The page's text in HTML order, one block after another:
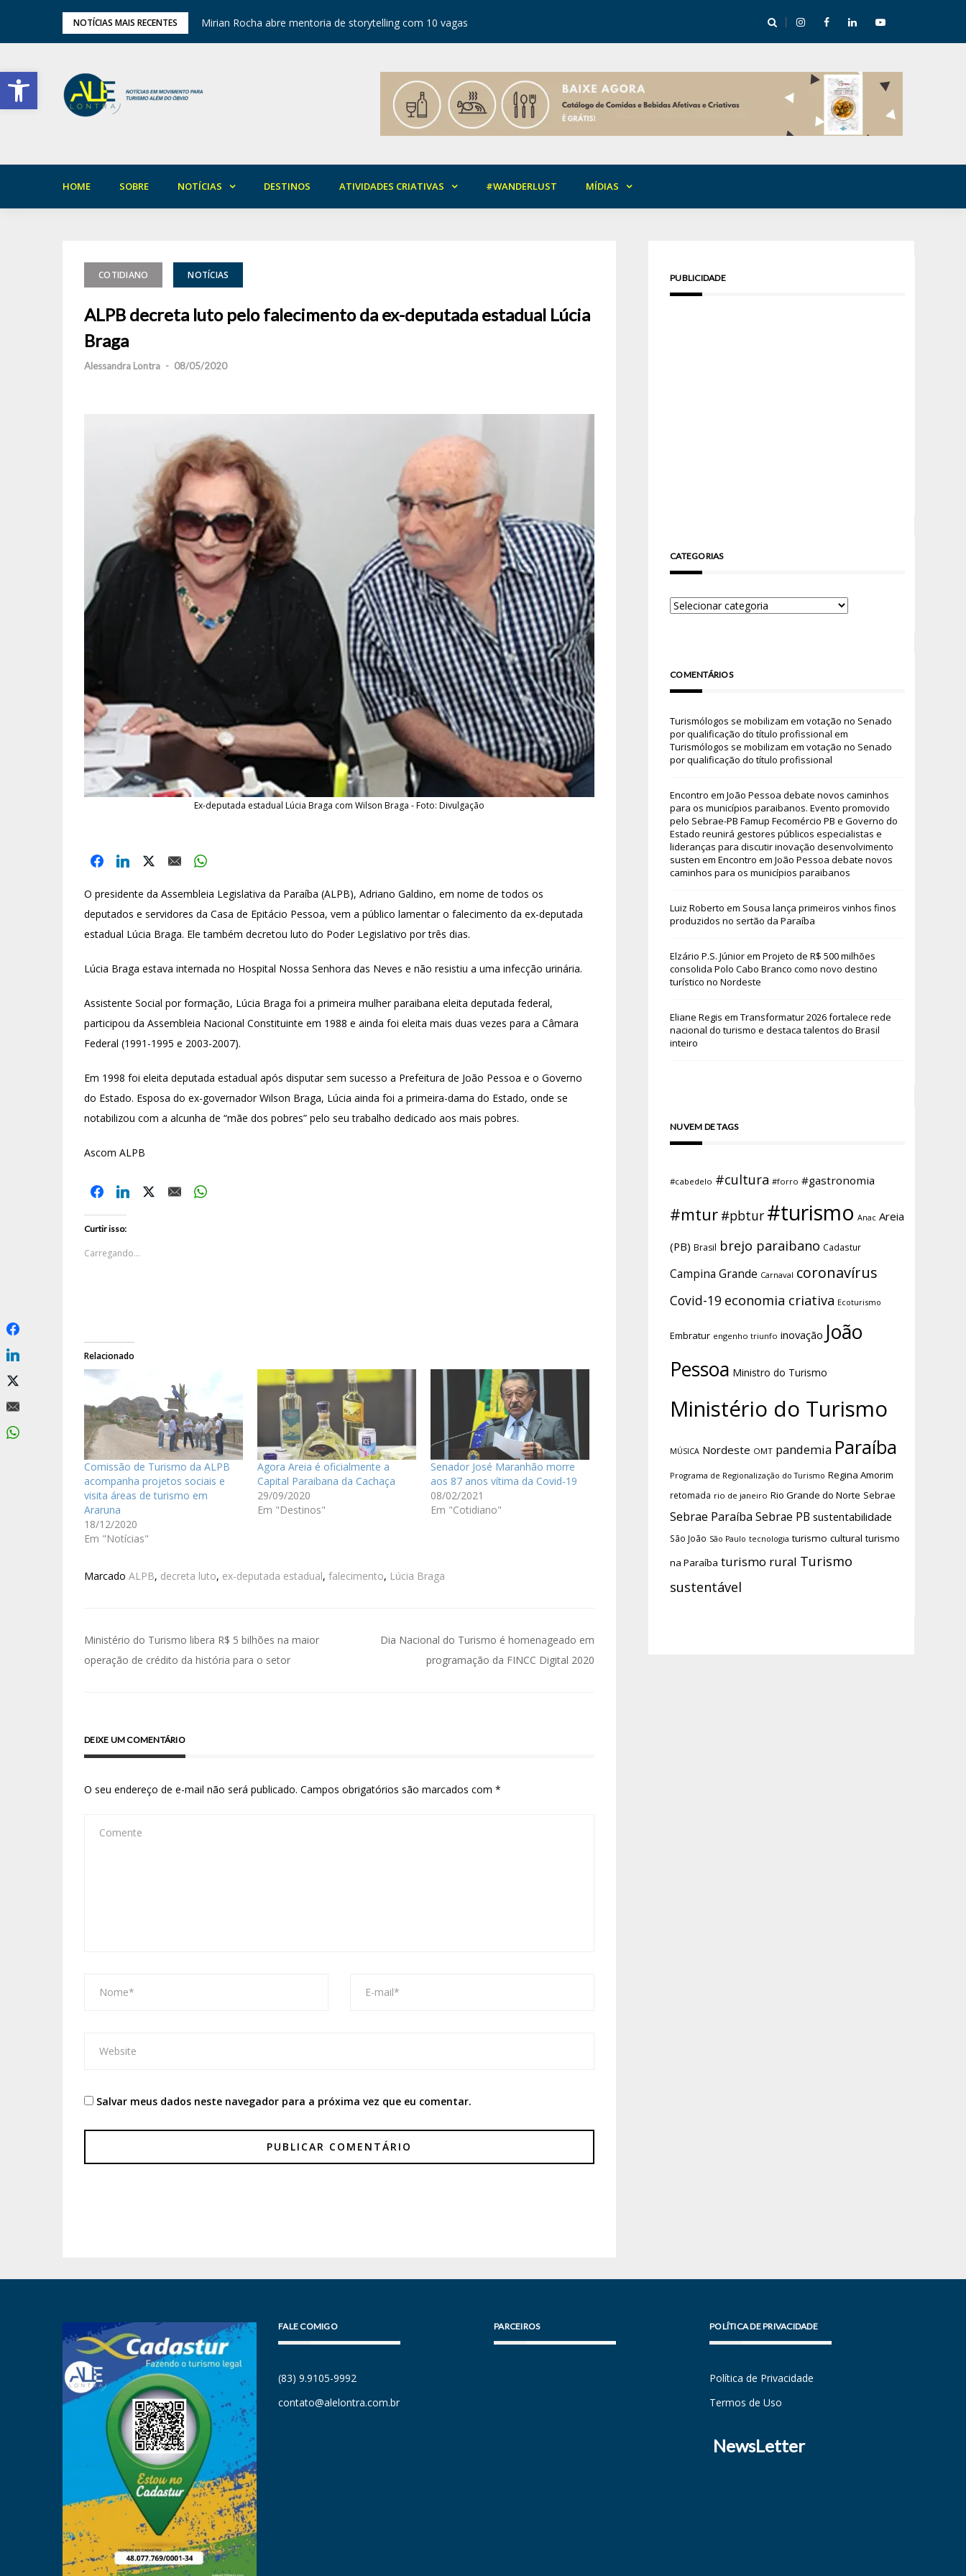
Barra de Ferramentas Aberta
NOTÍCIAS MAIS RECENTES
em Areia Mirian Rocha abre mentoria de storytelling com 10 vagas Festival de Inverno nas Serras abre temporada cultural em Cuité
HOME SOBRE NOTÍCIAS DESTINOS ATIVIDADES CRIATIVAS #WANDERLUST MÍDIAS
COTIDIANO NOTÍCIAS
ALPB decreta luto pelo falecimento da ex-deputada estadual Lúcia
Braga
Alessandra Lontra - 08/05/2020
Ex-deputada estadual Lúcia Braga com Wilson Braga - Foto: Divulgação
O presidente da Assembleia Legislativa da Paraíba (ALPB), Adriano Galdino, em nome de todos os
deputados e servidores da Casa de Epitácio Pessoa, vem a público lamentar o falecimento da ex-deputada
estadual Lúcia Braga. Ele também decretou luto do Poder Legislativo por três dias.
Lúcia Braga estava internada no Hospital Nossa Senhora das Neves e não resistiu a uma infecção urinária.
Assistente Social por formação, Lúcia Braga foi a primeira mulher paraibana eleita deputada federal,
participou da Assembleia Nacional Constituinte em 1988 e ainda foi eleita mais duas vezes para a Câmara
Federal (1991-1995 e 2003-2007).
Em 1998 foi eleita deputada estadual após disputar sem sucesso a Prefeitura de João Pessoa e o Governo
do Estado. Esposa do ex-governador Wilson Braga, Lúcia ainda foi a primeira-dama do Estado, onde se
notabilizou com a alcunha de “mãe dos pobres” pelo seu trabalho dedicado aos mais pobres.
Ascom ALPB
Curtir isso:
Carregando...
Relacionado
Comissão de Turismo da ALPB
acompanha projetos sociais e
visita áreas de turismo em
Araruna
18/12/2020
Em "Notícias"
Agora Areia é oficialmente a
Capital Paraibana da Cachaça
29/09/2020
Em "Destinos"
Senador José Maranhão morre
aos 87 anos vítima da Covid-19
08/02/2021
Em "Cotidiano"
Marcado ALPB, decreta luto, ex-deputada estadual, falecimento, Lúcia Braga
Ministério do Turismo libera R$ 5 bilhões na maior
operação de crédito da história para o setor
Dia Nacional do Turismo é homenageado em
programação da FINCC Digital 2020
DEIXE UM COMENTÁRIO
O seu endereço de e-mail não será publicado. Campos obrigatórios são marcados com *
Salvar meus dados neste navegador para a próxima vez que eu comentar.
PUBLICIDADE
CATEGORIAS
COMENTÁRIOS
Turismólogos se mobilizam em votação no Senado
por qualificação do título profissional em
Turismólogos se mobilizam em votação no Senado
por qualificação do título profissional
Encontro em João Pessoa debate novos caminhos
para os municípios paraibanos. Evento promovido
pelo Sebrae-PB Famup Fecomércio PB e Governo do
Estado reunirá gestores públicos especialistas e
lideranças para discutir inovação desenvolvimento
susten em Encontro em João Pessoa debate novos
caminhos para os municípios paraibanos
Luiz Roberto em Sousa lança primeiros vinhos finos
produzidos no sertão da Paraíba
Elzário P.S. Júniorem Projeto de R$ 500 milhões
consolida Polo Cabo Branco como novo destino
turístico no Nordeste
Eliane Regis em Transformatur 2026 fortalece rede
nacional do turismo e destaca talentos do Brasil
inteiro
NUVEM DE TAGS
#cabedelo #cultura #forro #gastronomia
#mtur #pbtur #turismo Anac Areia
(PB) Brasil brejo paraibano Cadastur
Campina Grande Carnaval coronavírus
Covid-19 economia criativa Ecoturismo
Embratur engenho triunfo inovação João
Pessoa Ministro do Turismo
Ministério do Turismo
MÚSICA Nordeste OMT pandemia Paraíba
Programa de Regionalização do Turismo Regina Amorim
retomada rio de janeiro Rio Grande do Norte Sebrae
Sebrae Paraíba Sebrae PB sustentabilidade
São João São Paulo tecnologia turismo cultural turismo
na Paraíba turismo rural Turismo
sustentável
FALE COMIGO
(83) 9.9105-9992
contato@alelontra.com.br
PARCEIROS POLÍTICA DE PRIVACIDADE
Política de Privacidade
Termos de Uso
NewsLetter